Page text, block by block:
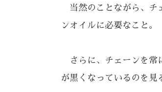
当然のことながら、チ
ンオイルに必要なこと。
さらに、チェーンを常
が黒くなっているのを見